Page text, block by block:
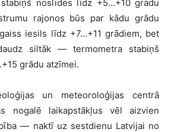
noslīdēs līdz +5…+10 grādu
rajonos būs par kādu grādu
iesils līdz +7…+11 grādiem, bet
siltāk — termometra stabiņš
grādu atzīmei.
un meteoroloģijas centrā
nogalē laikapstākļus vēl aizvien
— naktī uz sestdienu Latvijai no